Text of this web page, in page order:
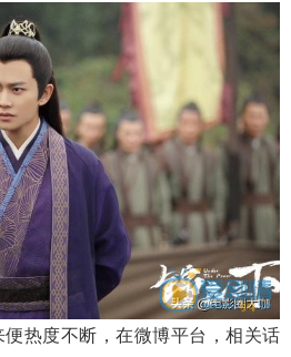
便热度不断，在微博平台，相关话